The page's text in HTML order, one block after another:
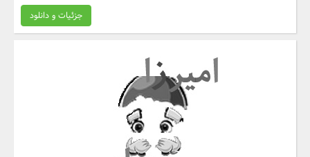
جزئیات و دانلود